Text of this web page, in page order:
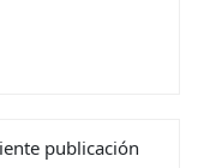
publicación